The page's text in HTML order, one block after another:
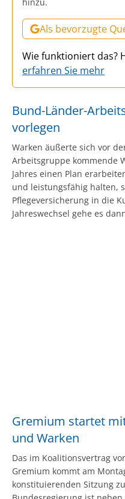
Als bevorzugte
Wie funktioniert das?
erfahren Sie mehr
Bund-Länder-
vorlegen
Warken äußerte sich vor
Arbeitsgruppe kommende
Jahres einen Plan
und leistungsfähig halten,
Pflegeversicherung in die
Jahreswechsel gehe es
Gremium startet
und Warken
Das im Koalitionsvertrag
Gremium kommt am
konstituierenden Sitzung